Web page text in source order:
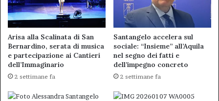
Arisa alla Scalinata di San
Bernardino, serata di musica
e partecipazione ai Cantieri
dell’Immaginario
2 settimane fa
Santangelo accelera sul
sociale: “Insieme” all’Aquila
nel segno dei fatti e
dell’impegno concreto
2 settimane fa